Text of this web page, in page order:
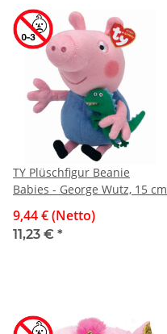
TY Plüschfigur Beanie
Babies - George Wutz, 15 cm
9,44 € (Netto)
11,23 € *